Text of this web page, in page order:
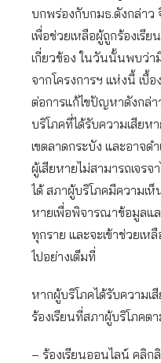
บกพร่องกับกมธ.ดังกล่าว
เพื่อช่วยเหลือผู้ถูกร้องเรี
เกี่ยวข้อง ในวันนั้นพบว่า
จากโครงการฯ แห่งนี้ เบื้
ต่อการแก้ไขปัญหาดังกล่า
บริโภคที่ได้รับความเสีย
เขตลาดกระบัง และอาจด
ผู้เสียหายไม่สามารถเจร
ได้ สภาผู้บริโภคมีความเ
หายเพื่อพิจารณาข้อมูลแล
ทุกราย และจะเข้าช่วยเห
ไปอย่างเต็มที่
หากผู้บริโภคได้รับความเ
ร้องเรียนที่สภาผู้บริโภคต
– ร้องเรียนออนไลน์ คลิก